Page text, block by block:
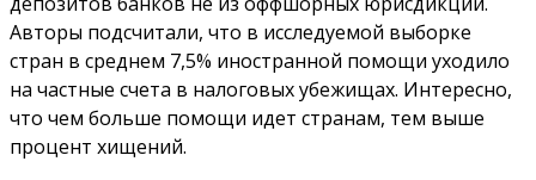
Авторы подсчитали, что в исследуемой выборке
стран в среднем 7,5% иностранной помощи уходило
на частные счета в налоговых убежищах. Интересно,
что чем больше помощи идет странам, тем выше
процент хищений.